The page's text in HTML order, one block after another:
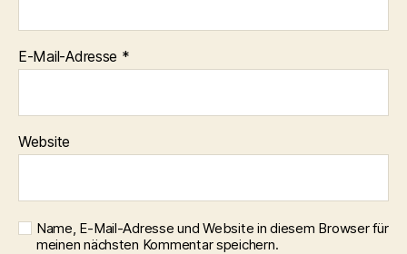
E-Mail-Adresse *
Website
Name, E-Mail-Adresse und Website in diesem Browser für
meinen nächsten Kommentar speichern.